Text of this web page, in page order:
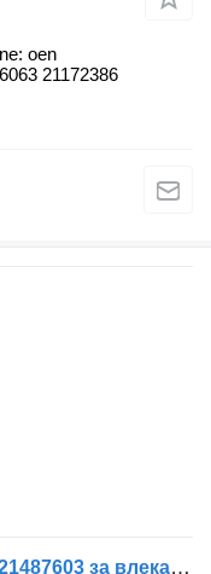
oen
21172386
Амортисьор Volvo Brake caliper 21487603 за влекач Volvo FH